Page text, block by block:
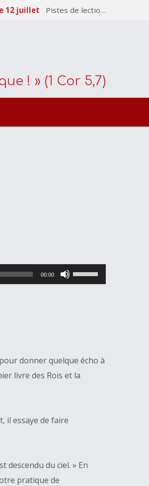
12 juillet Pistes de lectio…
! » (1 Cor 5,7)
00:00
Utilisez
les
ou
diminuer
donner quelque écho à
livre des Rois et la
il essaye de faire
du ciel. » En
pratique de